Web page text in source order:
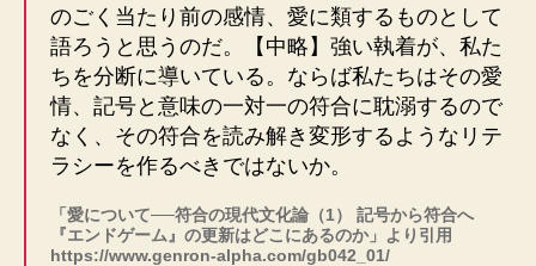
のごく当たり前の感情、愛に類するものとして
語ろうと思うのだ。【中略】強い執着が、私た
ちを分断に導いている。ならば私たちはその愛
情、記号と意味の一対一の符合に耽溺するので
なく、その符合を読み解き変形するようなリテ
ラシーを作るべきではないか。
「愛について──符合の現代文化論（1） 記号から符合へ
『エンドゲーム』の更新はどこにあるのか」より引用
https://www.genron-alpha.com/gb042_01/